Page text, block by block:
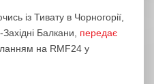
із Тивату в Чорногорії,
Балкани, передає
на RMF24 у